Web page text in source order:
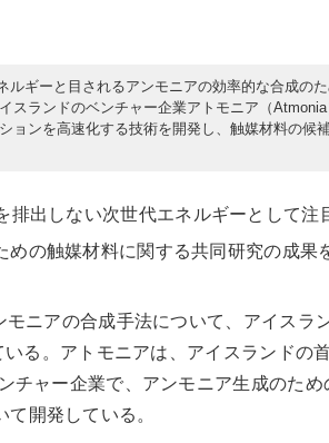
ルギーと目されるアンモニアの効率的な合成の
スランドのベンチャー企業アトモニア（
ョンを高速化する技術を開発し、触媒材料の候
排出しない次世代エネルギーとして注
の触媒材料に関する共同研究の成果
ニアの合成手法について、アイスラ
る。アトモニアは、 アイスランドの
チャー企業で、アンモニア生成のた
開発している。